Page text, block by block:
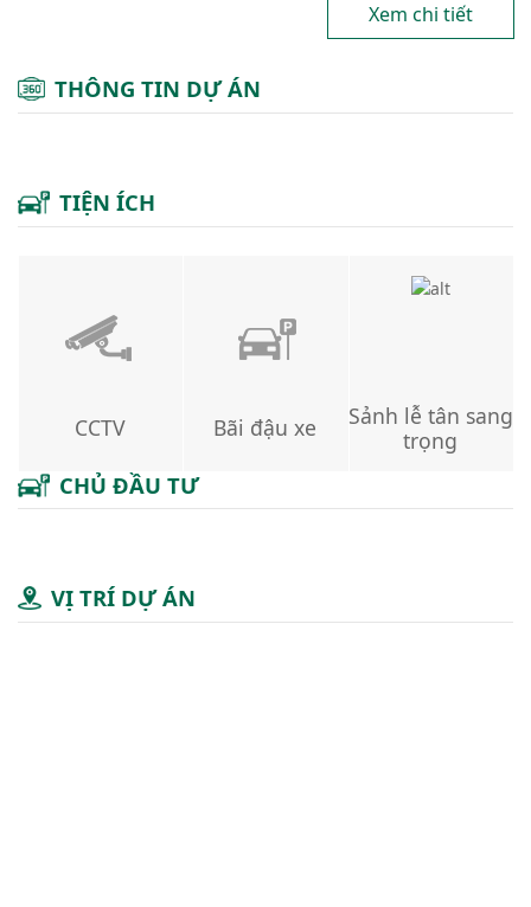
Xem chi tiết
THÔNG TIN DỰ ÁN
TIỆN ÍCH
CCTV Bãi đậu xe
Sảnh lễ tân sang
trọng
CHỦ ĐẦU TƯ
VỊ TRÍ DỰ ÁN